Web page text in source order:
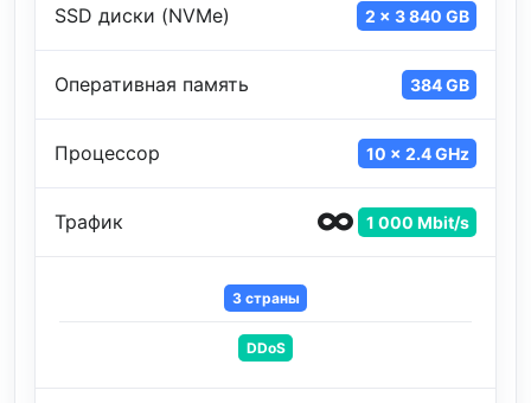
SSD диски (NVMe) 2 x 3 840 GB
Оперативная память 384 GB
Процессор 10 x 2.4 GHz
Трафик 1 000 Mbit/s
3 страны
DDoS